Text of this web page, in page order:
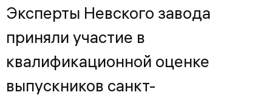
Эксперты Невского завода
приняли участие в
квалификационной оценке
выпускников санкт-